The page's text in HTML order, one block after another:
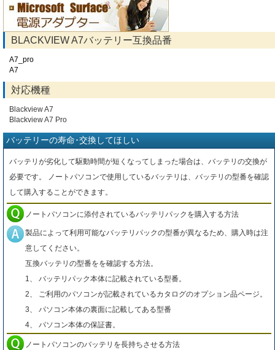
BLACKVIEW A7バッテリー互換品番
A7_pro
A7
対応機種
Blackview A7
Blackview A7 Pro
バッテリーの寿命･交換してほしい
バッテリが劣化して駆動時間が短くなってしまった場合は、バッテリの交換が
必要です。 ノートパソコンで使用しているバッテリは、バッテリの型番を確認
して購入することができます。
ノートパソコンに添付されているバッテリパックを購入する方法
製品によって利用可能なバッテリパックの型番が異なるため、購入時は注
意してください。
互換バッテリの型番をを確認する方法。
1、 バッテリパック本体に記載されている型番。
2、 ご利用のパソコンが記載されているカタログのオプション品ページ。
3、 パソコン本体の裏面に記載してある型番
4、 パソコン本体の保証書。
ノートパソコンのバッテリを長持ちさせる方法